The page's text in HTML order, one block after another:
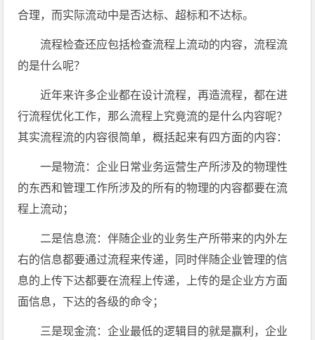
合理，而实际流动中是否达标、超标和不达标。
流程检查还应包括检查流程上流动的内容，流程流
的是什么呢？
近年来许多企业都在设计流程，再造流程，都在进
行流程优化工作，那么流程上究竟流的是什么内容呢？
其实流程流的内容很简单，概括起来有四方面的内容：
一是物流：企业日常业务运营生产所涉及的物理性
的东西和管理工作所涉及的所有的物理的内容都要在流
程上流动；
二是信息流：伴随企业的业务生产所带来的内外左
右的信息都要通过流程来传递，同时伴随企业管理的信
息的上传下达都要在流程上传递，上传的是企业方方面
面信息，下达的各级的命令；
三是现金流：企业最低的逻辑目的就是赢利，企业